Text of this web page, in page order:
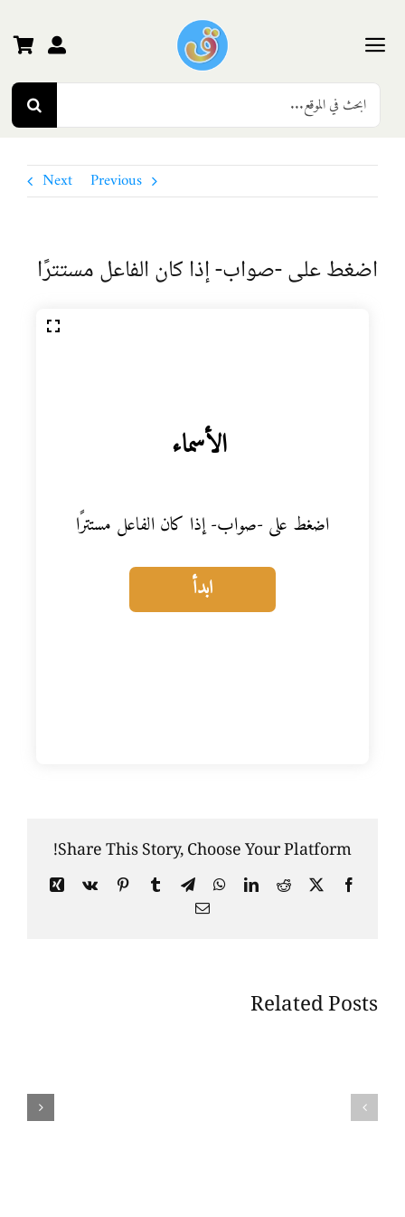
content
Toggle
Navigation
الرئيسية
رياض الأطفال
الألعاب التفاعلية
Search
for:
Previous
Next
اضغط على -صواب- إذا كان الفاعل مستترًا
الأسماء
اضغط على -صواب- إذا كان الفاعل مستترًا
Share This Story, Choose Your Platform!
Facebook
X
Reddit
LinkedIn
WhatsApp
Telegram
Tumblr
Pinterest
Vk
Xing
Email
Related Posts